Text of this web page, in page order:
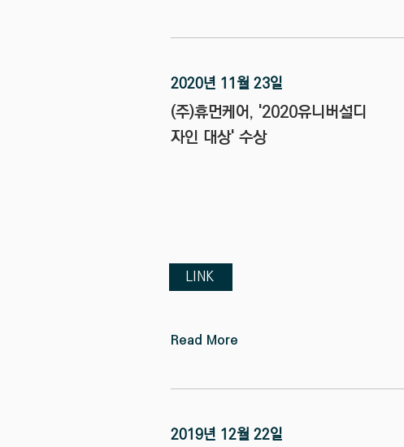
2020년 11월 23일
(주)휴먼케어, '2020유니버설디
자인 대상' 수상
LINK
Read More
2019년 12월 22일